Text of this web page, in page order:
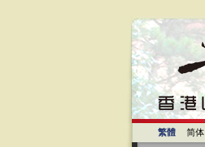
繁體 简体